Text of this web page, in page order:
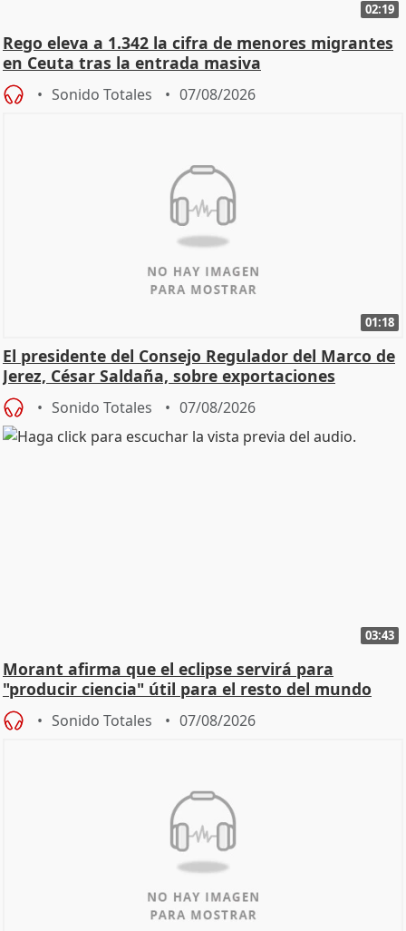
02:19
Rego eleva a 1.342 la cifra de menores migrantes
en Ceuta tras la entrada masiva
Sonido Totales 07/08/2026
01:18
El presidente del Consejo Regulador del Marco de
Jerez, César Saldaña, sobre exportaciones
Sonido Totales 07/08/2026
03:43
Morant afirma que el eclipse servirá para
"producir ciencia" útil para el resto del mundo
Sonido Totales 07/08/2026